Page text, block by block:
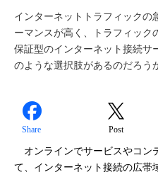
インターネットトラフィックの
ーマンスが高く、トラフィック
保証型のインターネット接続サ
のような選択肢があるのだろう
Share Post
オンラインでサービスやコン
て、インターネット接続の広帯